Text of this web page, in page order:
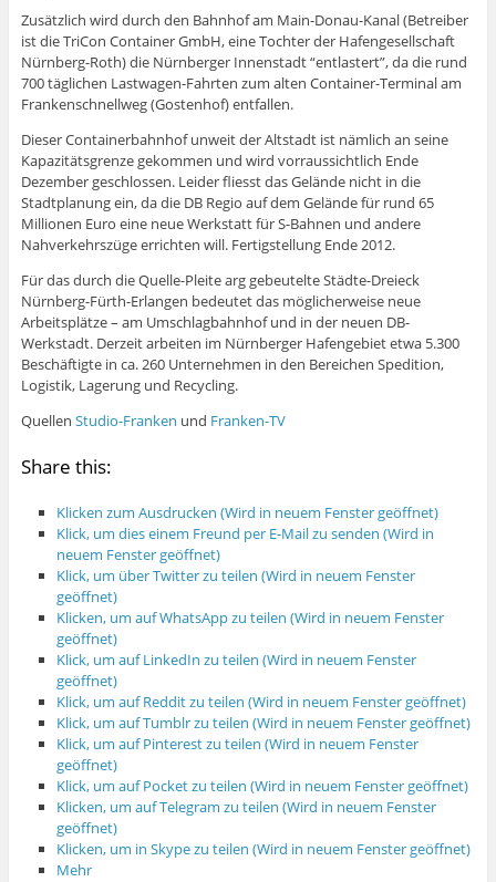
Zusätzlich wird durch den Bahnhof am Main-Donau-Kanal (Betreiber
ist die TriCon Container GmbH, eine Tochter der Hafengesellschaft
Nürnberg-Roth) die Nürnberger Innenstadt “entlastert”, da die rund
700 täglichen Lastwagen-Fahrten zum alten Container-Terminal am
Frankenschnellweg (Gostenhof) entfallen.
Dieser Containerbahnhof unweit der Altstadt ist nämlich an seine
Kapazitätsgrenze gekommen und wird vorraussichtlich Ende
Dezember geschlossen. Leider fliesst das Gelände nicht in die
Stadtplanung ein, da die DB Regio auf dem Gelände für rund 65
Millionen Euro eine neue Werkstatt für S-Bahnen und andere
Nahverkehrszüge errichten will. Fertigstellung Ende 2012.
Für das durch die Quelle-Pleite arg gebeutelte Städte-Dreieck
Nürnberg-Fürth-Erlangen bedeutet das möglicherweise neue
Arbeitsplätze – am Umschlagbahnhof und in der neuen DB-
Werkstadt. Derzeit arbeiten im Nürnberger Hafengebiet etwa 5.300
Beschäftigte in ca. 260 Unternehmen in den Bereichen Spedition,
Logistik, Lagerung und Recycling.
Quellen Studio-Franken und Franken-TV
Share this:
Klicken zum Ausdrucken (Wird in neuem Fenster geöffnet)
Klick, um dies einem Freund per E-Mail zu senden (Wird in
neuem Fenster geöffnet)
Klick, um über Twitter zu teilen (Wird in neuem Fenster
geöffnet)
Klicken, um auf WhatsApp zu teilen (Wird in neuem Fenster
geöffnet)
Klick, um auf LinkedIn zu teilen (Wird in neuem Fenster
geöffnet)
Klick, um auf Reddit zu teilen (Wird in neuem Fenster geöffnet)
Klick, um auf Tumblr zu teilen (Wird in neuem Fenster geöffnet)
Klick, um auf Pinterest zu teilen (Wird in neuem Fenster
geöffnet)
Klick, um auf Pocket zu teilen (Wird in neuem Fenster geöffnet)
Klicken, um auf Telegram zu teilen (Wird in neuem Fenster
geöffnet)
Klicken, um in Skype zu teilen (Wird in neuem Fenster geöffnet)
Mehr